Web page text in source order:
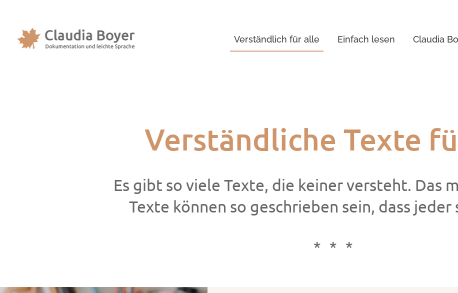
Verständlich für alle Einfach lesen Claudia
Verständliche Texte
Es gibt so viele Texte, die keiner versteht. Das
Texte können so geschrieben sein, dass jeder
***